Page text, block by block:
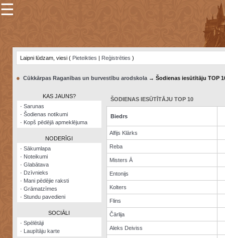
×
Šodienas
notikumi
Visatcera
almanahs
Arhīvs
☰
Laipni lūdzam, viesi ( Pieteikties | Reģistrēties )
● Cūkkārpas Raganības un burvestību arodskola→ Šodienas iesūtītāju TOP
KAS JAUNS?
· Sarunas
· Šodienas notikumi
· Kopš pēdējā apmeklējuma
NODERĪGI
· Sākumlapa
· Noteikumi
· Glabātava
· Dzīvnieks
· Mani pēdējie raksti
· Grāmatzīmes
· Stundu pavedieni
SOCIĀLI
· Spēlētāji
· Laupītāju karte
ŠODIENAS IESŪTĪTĀJU TOP 10
Biedrs
Alfijs Klārks
Reba
Misters Ā
Entonijs
Kolters
Flins
Čārlija
Aleks Deiviss